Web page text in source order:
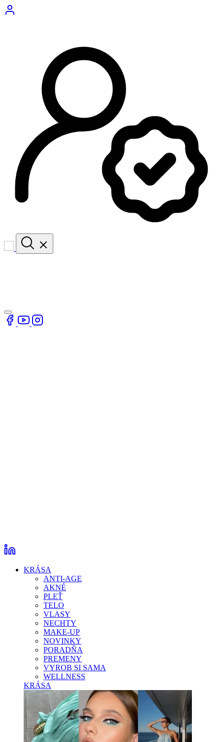
KRÁSA
ANTI-AGE
AKNÉ
PLEŤ
TELO
VLASY
NECHTY
MAKE-UP
NOVINKY
PORADŇA
PREMENY
VYROB SI SAMA
WELLNESS
KRÁSA